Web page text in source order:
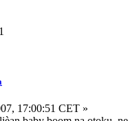
17:00:51 CET »